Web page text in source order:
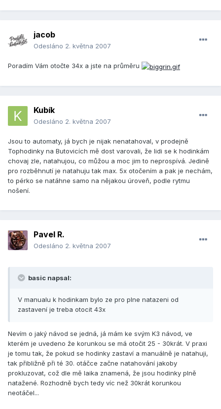
jacob
Odesláno 2. května 2007
Poradím Vám otočte 34x a jste na průměru
Kubík
Odesláno 2. května 2007
Jsou to automaty, já bych je nijak nenatahoval, v prodejně
Tophodinky na Butovicích mě dost varovali, že lidi se k hodinkám
chovaj zle, natahujou, co můžou a moc jim to neprospívá. Jedině
pro rozběhnutí je natahuju tak max. 5x otočením a pak je nechám,
to pérko se natáhne samo na nějakou úroveň, podle rytmu
nošení.
Pavel R.
Odesláno 2. května 2007
basic napsal:
V manualu k hodinkam bylo ze pro plne natazeni od
zastavení je treba otocit 43x
Nevím o jaký návod se jedná, já mám ke svým K3 návod, ve
kterém je uvedeno že korunkou se má otočit 25 - 30krát. V praxi
je tomu tak, že pokud se hodinky zastaví a manuálně je natahuji,
tak přibližně při té 30. otáčce začne natahování jakoby
prokluzovat, což dle mě laika znamená, že jsou hodinky plně
natažené. Rozhodně bych tedy víc než 30krát korunkou
neotáčel...